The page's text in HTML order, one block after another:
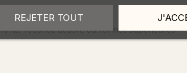
reconstruction, ou formes supérieures
REJETER TOUT